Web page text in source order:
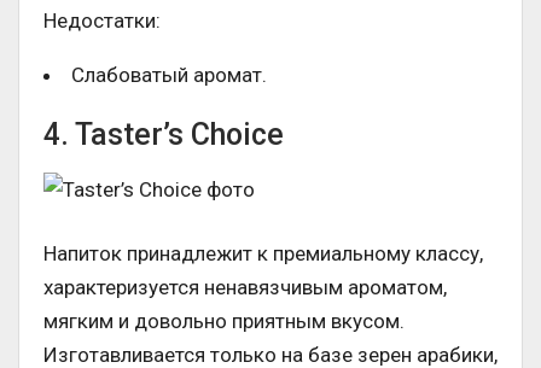
Недостатки:
Слабоватый аромат.
4. Taster’s Choice
Напиток принадлежит к премиальному классу,
характеризуется ненавязчивым ароматом,
мягким и довольно приятным вкусом.
Изготавливается только на базе зерен арабики,